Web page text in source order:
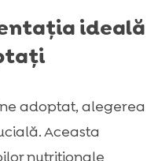
ideală
adoptat, alegerea
Aceasta
nutriționale